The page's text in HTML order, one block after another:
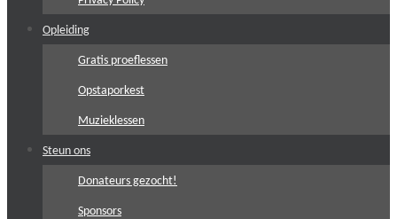
Opleiding
Gratis proeflessen
Opstaporkest
Muzieklessen
Steun ons
Donateurs gezocht!
Sponsors